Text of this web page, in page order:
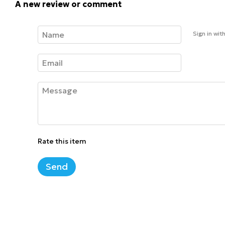
A new review or comment
Sign in
Rate this item
Send